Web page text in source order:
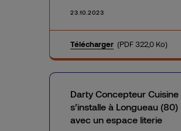
23.10.2023
Télécharger (PDF 322,0 Ko)
Darty Concepteur Cuisine
s’installe à Longueau (80)
avec un espace literie